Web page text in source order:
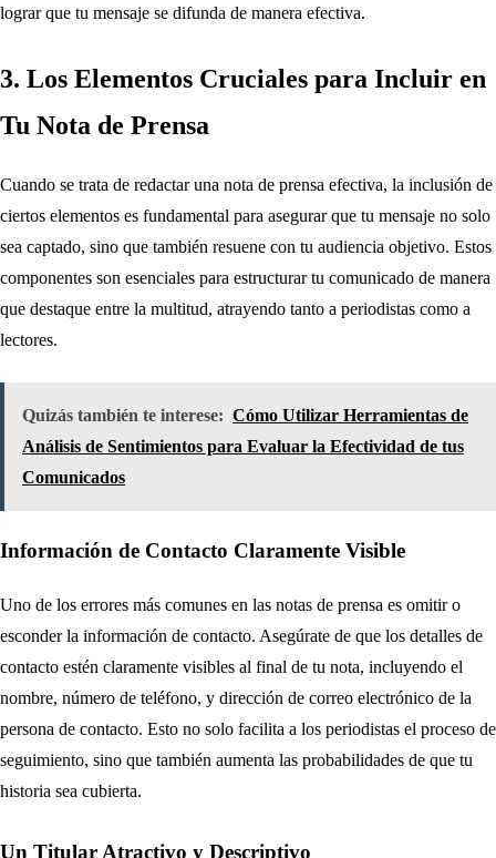
lograr que tu mensaje se difunda de manera efectiva.
3. Los Elementos Cruciales para Incluir en
Tu Nota de Prensa
Cuando se trata de redactar una nota de prensa efectiva, la inclusión de
ciertos elementos es fundamental para asegurar que tu mensaje no solo
sea captado, sino que también resuene con tu audiencia objetivo. Estos
componentes son esenciales para estructurar tu comunicado de manera
que destaque entre la multitud, atrayendo tanto a periodistas como a
lectores.
Quizás también te interese: Cómo Utilizar Herramientas de
Análisis de Sentimientos para Evaluar la Efectividad de tus
Comunicados
Información de Contacto Claramente Visible
Uno de los errores más comunes en las notas de prensa es omitir o
esconder la información de contacto. Asegúrate de que los detalles de
contacto estén claramente visibles al final de tu nota, incluyendo el
nombre, número de teléfono, y dirección de correo electrónico de la
persona de contacto. Esto no solo facilita a los periodistas el proceso de
seguimiento, sino que también aumenta las probabilidades de que tu
historia sea cubierta.
Un Titular Atractivo y Descriptivo